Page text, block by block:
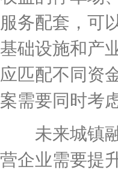
服务配套，可
基础设施和产
应匹配不同资
案需要同时考
未来城镇融
营企业需要提